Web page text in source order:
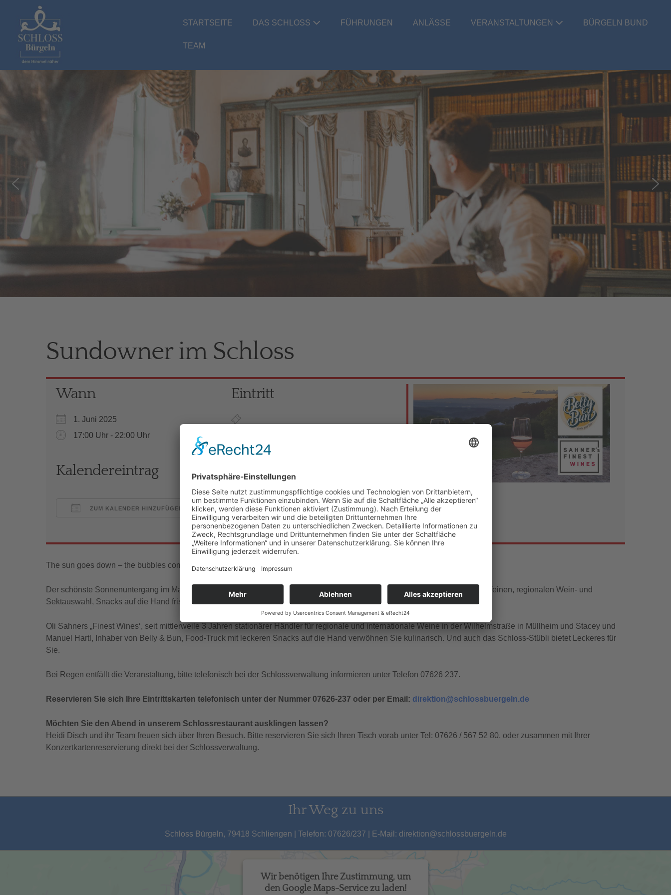
springen
STARTSEITE DAS SCHLOSS FÜHRUNGEN ANLÄSSE VERANSTALTUNGEN BÜRGELN BUND
TEAM
Sundowner im Schloss
Wann
1. Juni 2025
17:00 Uhr - 22:00 Uhr
Eintritt
Kalendereintrag
ZUM KALENDER HINZUFÜGEN
Google Kalender iCalendar
The sun goes down – the bubbles come up
Der schönste Sonnenuntergang im Markgräflerland, Weitsicht soweit das Auge reicht, historisches Ambiente gepaart mit einer feinen, regionalen Wein- und
Sektauswahl, Snacks auf die Hand frisch vom Food-Truck, dazu entspannte Musik …
Oli Sahners „Finest Wines‘, seit mittlerweile 3 Jahren stationärer Händler für regionale und internationale Weine in der Wilhelmstraße in Müllheim und Stacey und
Manuel Hartl, Inhaber von Belly & Bun, Food-Truck mit leckeren Snacks auf die Hand verwöhnen Sie kulinarisch. Und auch das Schloss-Stübli bietet Leckeres für
Sie.
Bei Regen entfällt die Veranstaltung, bitte telefonisch bei der Schlossverwaltung informieren unter Telefon 07626 237.
Reservieren Sie sich Ihre Eintrittskarten telefonisch unter der Nummer 07626-237 oder per Email: direktion@schlossbuergeln.de
Möchten Sie den Abend in unserem Schlossrestaurant ausklingen lassen?
Heidi Disch und ihr Team freuen sich über Ihren Besuch. Bitte reservieren Sie sich Ihren Tisch vorab unter Tel: 07626 / 567 52 80, oder zusammen mit Ihrer
Konzertkartenreservierung direkt bei der Schlossverwaltung.
Ihr Weg zu uns
Schloss Bürgeln, 79418 Schliengen | Telefon: 07626/237 | E-Mail: direktion@schlossbuergeln.de
Wir benötigen Ihre Zustimmung, um
den Google Maps-Service zu laden!